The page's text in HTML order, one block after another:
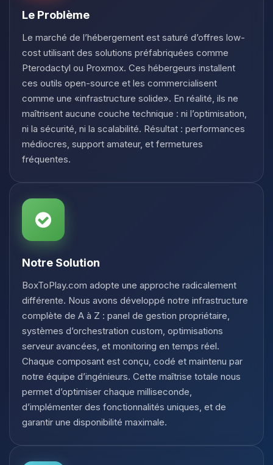
Le Problème
Le marché de l’hébergement est saturé d’offres low-
cost utilisant des solutions préfabriquées comme
Pterodactyl ou Proxmox. Ces hébergeurs installent
ces outils open-source et les commercialisent
comme une «infrastructure solide». En réalité, ils ne
maîtrisent aucune couche technique : ni l’optimisation,
ni la sécurité, ni la scalabilité. Résultat : performances
médiocres, support amateur, et fermetures
fréquentes.
Notre Solution
BoxToPlay.com adopte une approche radicalement
différente. Nous avons développé notre infrastructure
complète de A à Z : panel de gestion propriétaire,
systèmes d’orchestration custom, optimisations
serveur avancées, et monitoring en temps réel.
Chaque composant est conçu, codé et maintenu par
notre équipe d’ingénieurs. Cette maîtrise totale nous
permet d’optimiser chaque milliseconde,
d’implémenter des fonctionnalités uniques, et de
garantir une disponibilité maximale.